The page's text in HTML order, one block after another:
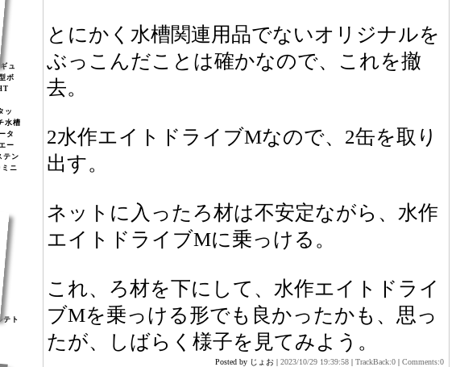
ュ
ボ
ッ
水槽
タ
ー
テン
ニ
テト
とにかく水槽関連用品でないオリジナルを
ぶっこんだことは確かなので、これを撤
去。
2水作エイトドライブMなので、2缶を取り
出す。
ネットに入ったろ材は不安定ながら、水作
エイトドライブMに乗っける。
これ、ろ材を下にして、水作エイトドライ
ブMを乗っける形でも良かったかも、思っ
たが、しばらく様子を見てみよう。
Posted by じょお | 2023/10/29 19:39:58 | TrackBack:0 | Comments:0